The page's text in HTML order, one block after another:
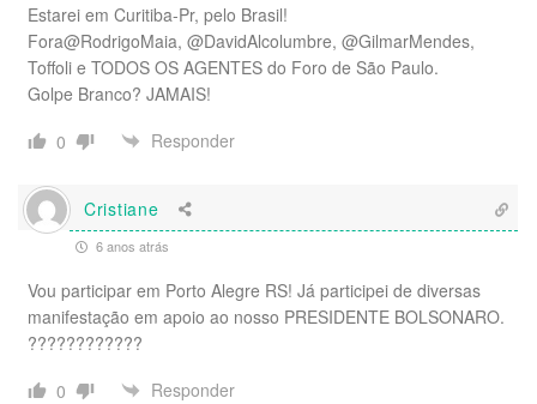
Estarei em Curitiba-Pr, pelo Brasil!
Fora@RodrigoMaia, @DavidAlcolumbre, @GilmarMendes,
Toffoli e TODOS OS AGENTES do Foro de São Paulo.
Golpe Branco? JAMAIS!
0
Responder
Cristiane
6 anos atrás
Vou participar em Porto Alegre RS! Já participei de diversas
manifestação em apoio ao nosso PRESIDENTE BOLSONARO.
????????????
0
Responder